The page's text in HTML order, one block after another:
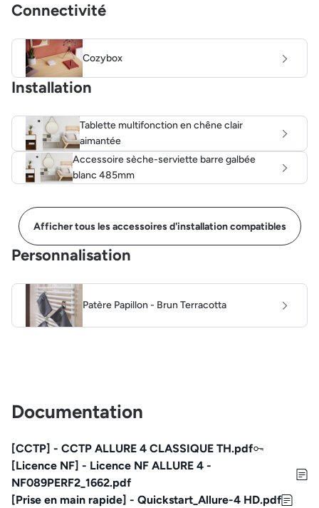
Connectivité
Cozybox
Installation
Tablette multifonction en chêne clair
aimantée
Accessoire sèche-serviette barre galbée
blanc 485mm
Afficher tous les accessoires d'installation compatibles
Personnalisation
Patère Papillon - Brun Terracotta
Documentation
[CCTP] - CCTP ALLURE 4 CLASSIQUE TH.pdf
[Licence NF] - Licence NF ALLURE 4 -
NF089PERF2_1662.pdf
[Prise en main rapide] - Quickstart_Allure-4 HD.pdf